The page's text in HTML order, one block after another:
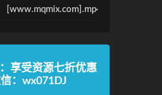
[www.mqmix.com].mp4
享受资源七折优惠
：wx071DJ